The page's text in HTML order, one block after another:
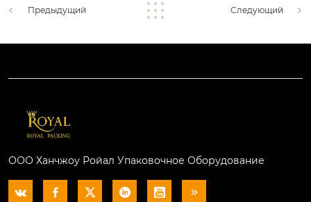
Предыдущий Следующий
ООО Ханчжоу Ройал Упаковочное Оборудование
     